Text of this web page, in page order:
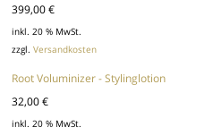
399,00€
inkl. 20 % MwSt.
zzgl.Versandkosten
Root Voluminizer - Stylinglotion
32,00€
inkl. 20 % MwSt.